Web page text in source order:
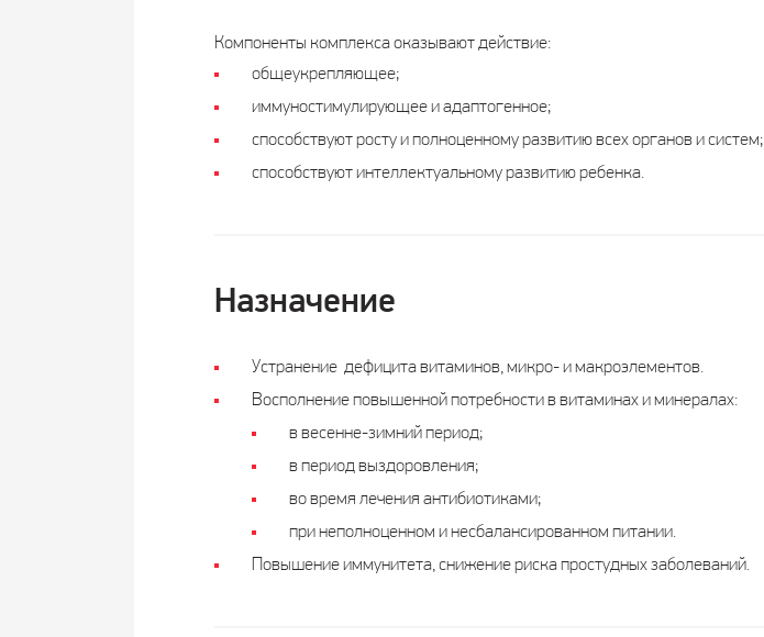
Компоненты комплекса оказывают действие:
общеукрепляющее;
иммуностимулирующее и адаптогенное;
способствуют росту и полноценному развитию всех органов и систем;
способствуют интеллектуальному развитию ребенка.
Назначение
Устранение дефицита витаминов, микро- и макроэлементов.
Восполнение повышенной потребности в витаминах и минералах:
в весенне-зимний период;
в период выздоровления;
во время лечения антибиотиками;
при неполноценном и несбалансированном питании.
Повышение иммунитета, снижение риска простудных заболеваний.